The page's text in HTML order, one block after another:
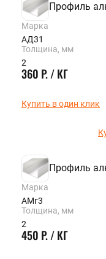
Профиль
Марка
АД31
Толщина, мм
2
360 Р. / КГ
Купить в один клик
Профиль
Марка
АМг3
Толщина, мм
2
450 Р. / КГ